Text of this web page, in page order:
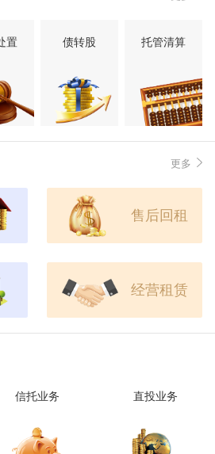
置 债转股 托管清算
更多
售后回租
经营租赁
信托业务 直投业务